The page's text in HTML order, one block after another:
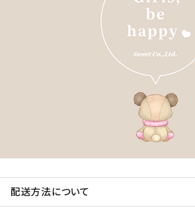
配送方法について